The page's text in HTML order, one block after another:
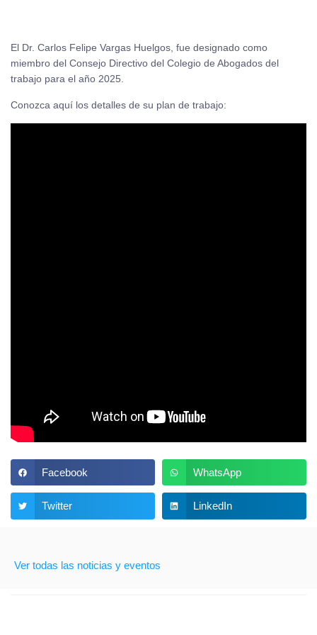
El Dr. Carlos Felipe Vargas Huelgos, fue designado como
miembro del Consejo Directivo del Colegio de Abogados del
trabajo para el año 2025.
Conozca aquí los detalles de su plan de trabajo:
Facebook WhatsApp
Twitter LinkedIn
Ver todas las noticias y eventos